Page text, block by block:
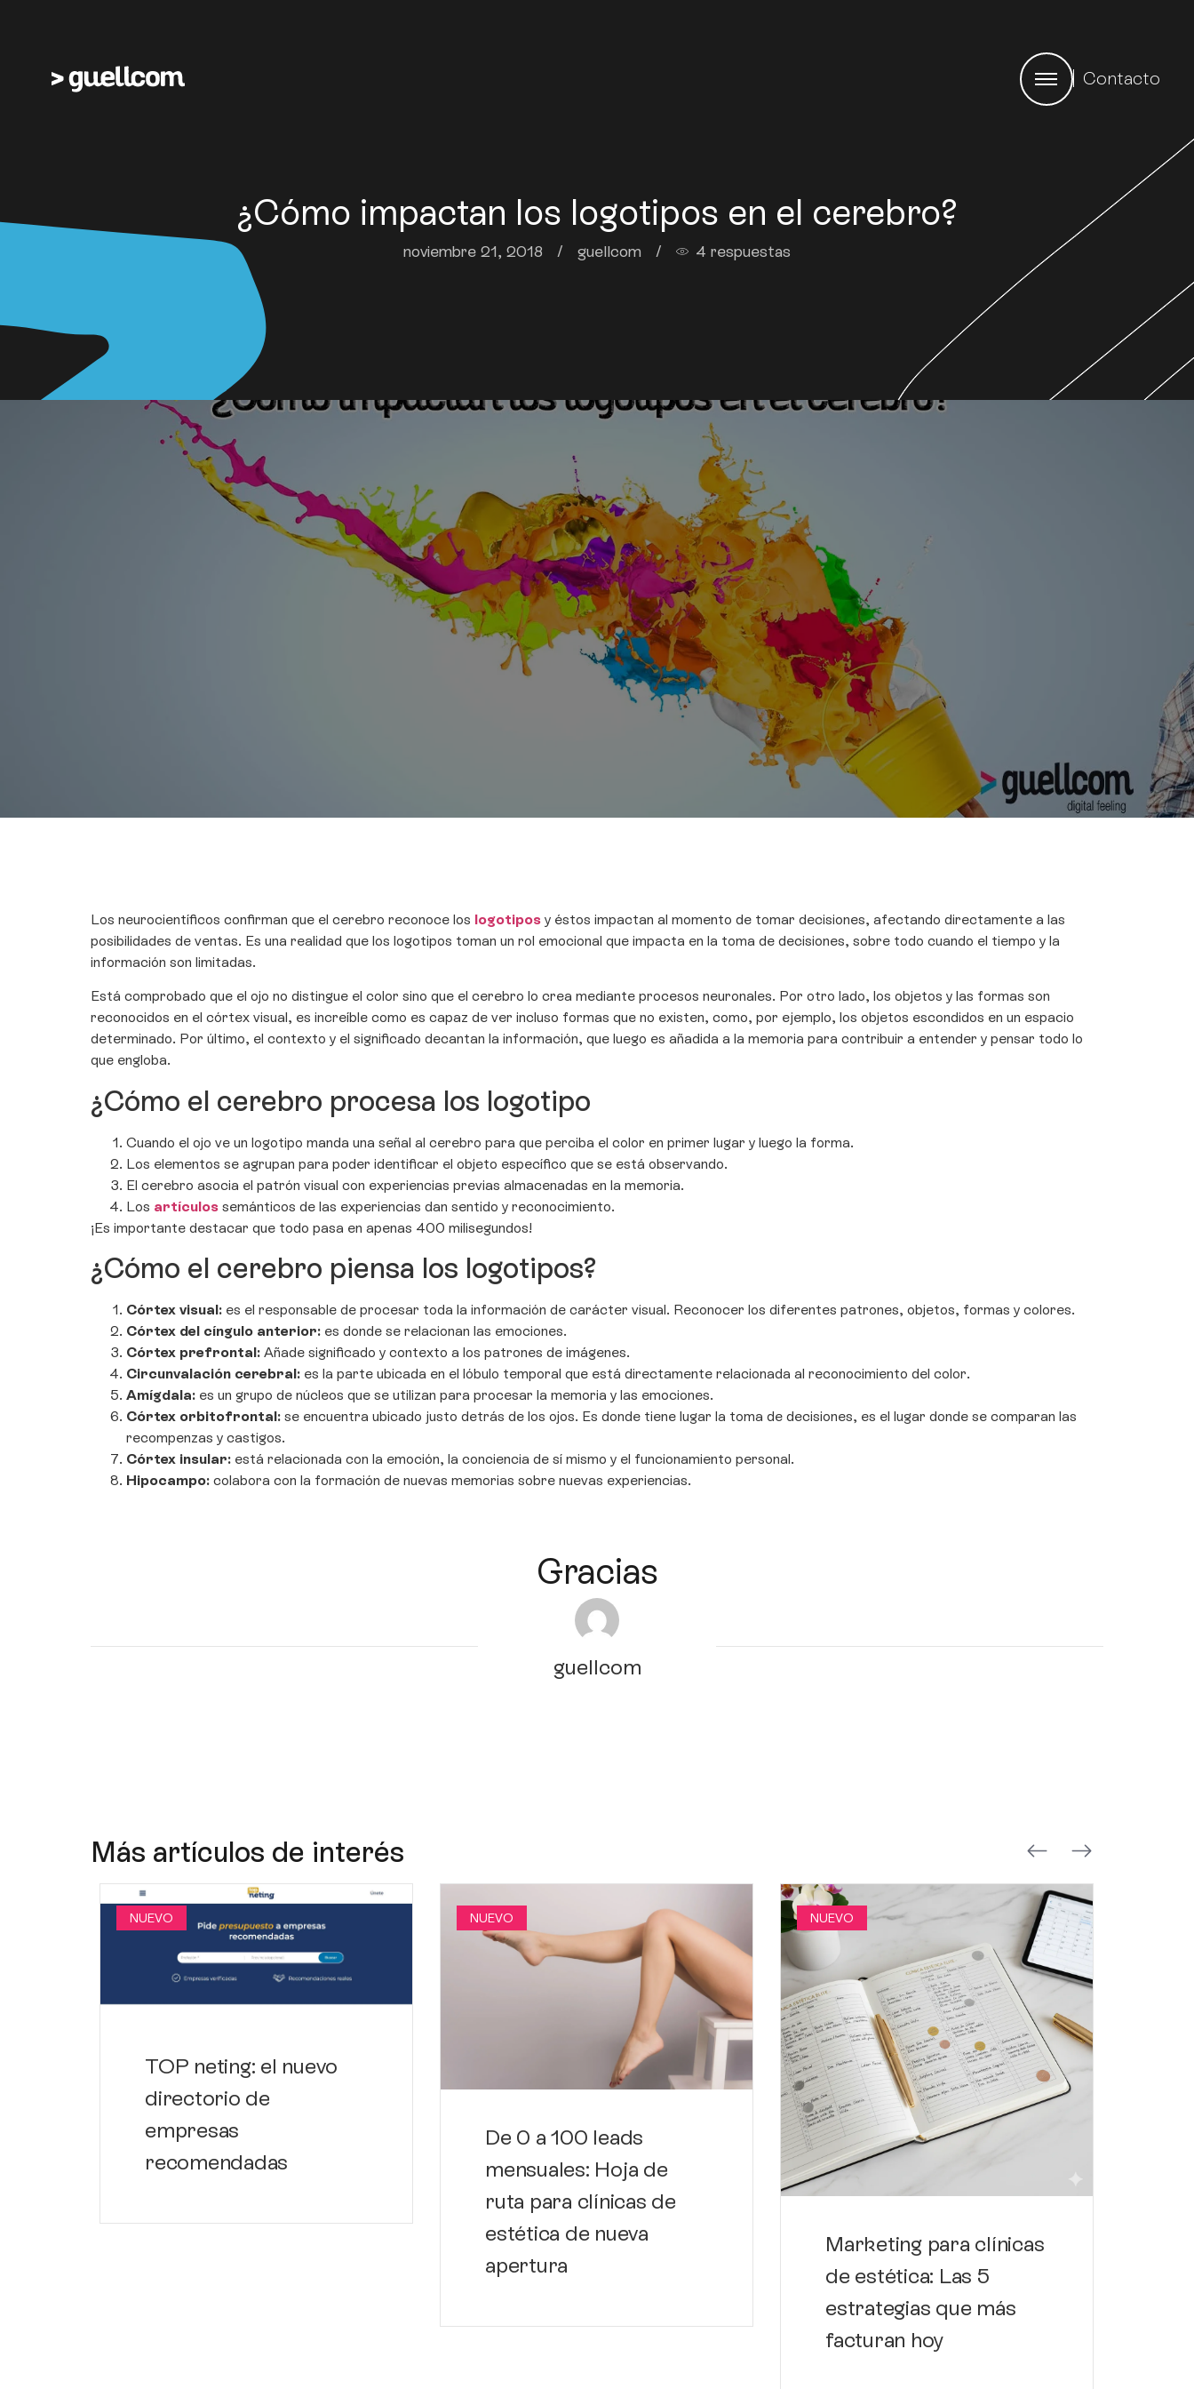
Contacto
¿Cómo impactan los logotipos en el cerebro?
noviembre 21, 2018 / guellcom / 4 respuestas
Los neurocientíficos confirman que el cerebro reconoce los logotipos y éstos impactan al momento de tomar decisiones, afectando directamente a las
posibilidades de ventas. Es una realidad que los logotipos toman un rol emocional que impacta en la toma de decisiones, sobre todo cuando el tiempo y la
información son limitadas.
Está comprobado que el ojo no distingue el color sino que el cerebro lo crea mediante procesos neuronales. Por otro lado, los objetos y las formas son
reconocidos en el córtex visual, es increíble como es capaz de ver incluso formas que no existen, como, por ejemplo, los objetos escondidos en un espacio
determinado. Por último, el contexto y el significado decantan la información, que luego es añadida a la memoria para contribuir a entender y pensar todo lo
que engloba.
¿Cómo el cerebro procesa los logotipo
Cuando el ojo ve un logotipo manda una señal al cerebro para que perciba el color en primer lugar y luego la forma.
Los elementos se agrupan para poder identificar el objeto específico que se está observando.
El cerebro asocia el patrón visual con experiencias previas almacenadas en la memoria.
Los artículos semánticos de las experiencias dan sentido y reconocimiento.
¡Es importante destacar que todo pasa en apenas 400 milisegundos!
¿Cómo el cerebro piensa los logotipos?
Córtex visual: es el responsable de procesar toda la información de carácter visual. Reconocer los diferentes patrones, objetos, formas y colores.
Córtex del cíngulo anterior: es donde se relacionan las emociones.
Córtex prefrontal: Añade significado y contexto a los patrones de imágenes.
Circunvalación cerebral: es la parte ubicada en el lóbulo temporal que está directamente relacionada al reconocimiento del color.
Amígdala: es un grupo de núcleos que se utilizan para procesar la memoria y las emociones.
Córtex orbitofrontal: se encuentra ubicado justo detrás de los ojos. Es donde tiene lugar la toma de decisiones, es el lugar donde se comparan las
recompenzas y castigos.
Córtex insular: está relacionada con la emoción, la conciencia de sí mismo y el funcionamiento personal.
Hipocampo: colabora con la formación de nuevas memorias sobre nuevas experiencias.
Gracias
guellcom
Más artículos de interés
NUEVO
TOP neting: el nuevo
directorio de
empresas
recomendadas
NUEVO
De 0 a 100 leads
mensuales: Hoja de
ruta para clínicas de
estética de nueva
apertura
NUEVO
Marketing para clínicas
de estética: Las 5
estrategias que más
facturan hoy